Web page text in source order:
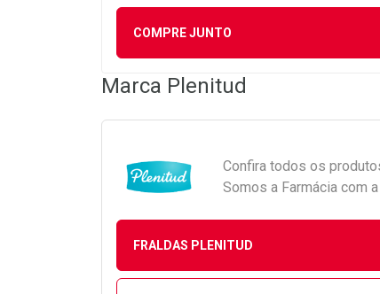
COMPRE JUNTO
Marca Plenitud
Confira todos os
Somos a Farmácia com
FRALDAS PLENITUD